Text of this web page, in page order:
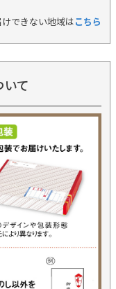
けできない地域はこちら
て